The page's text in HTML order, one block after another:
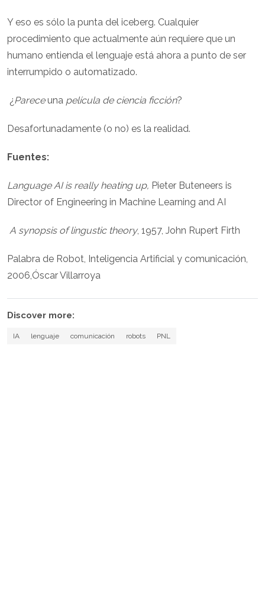
Y eso es sólo la punta del iceberg. Cualquier
procedimiento que actualmente aún requiere que un
humano entienda el lenguaje está ahora a punto de ser
interrumpido o automatizado.
¿Pareceuna película de ciencia ficción?
Desafortunadamente (o no) es la realidad.
Fuentes:
Language AI is really heating up, Pieter Buteneers is
Director of Engineering in Machine Learning and AI
A synopsis of lingustic theory, 1957, John Rupert Firth
Palabra de Robot, Inteligencia Artificial y comunicación,
2006,Óscar Villarroya
Discover more:
IA lenguaje comunicación robots PNL